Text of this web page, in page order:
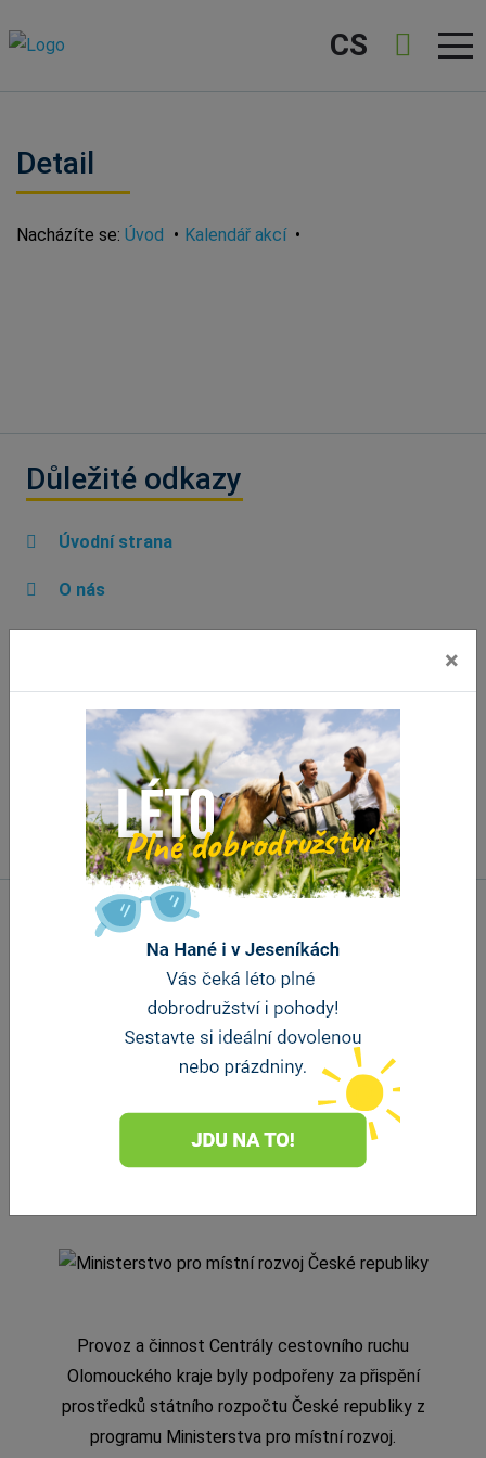
CS
Detail
Nacházíte se: Úvod Kalendář akcí
Důležité odkazy
Úvodní strana
O nás
Informační centra
Aplikace ke stažení
Náměty a připomínky
Banner portálu
Provoz a činnost Centrály cestovního ruchu
Olomouckého kraje byly podpořeny za přispění
prostředků státního rozpočtu České republiky z
programu Ministerstva pro místní rozvoj.
×